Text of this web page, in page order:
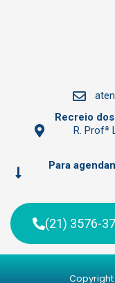
Recreio
R. Profª
Para
(21) 3576-